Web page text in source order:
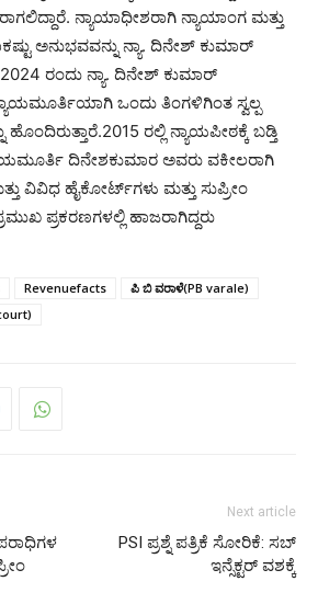
ನ್ಯಾಯಾಧೀಶರಾಗಿ ನ್ಯಾಯಾಂಗ ಮತ್ತು
ಅನುಭವವನ್ನು ನ್ಯಾ. ದಿನೇಶ್‌ ಕುಮಾರ್‌
ರಂದು ನ್ಯಾ. ದಿನೇಶ್‌ ಕುಮಾರ್‌
ನ್ಯಾಯಮೂರ್ತಿಯಾಗಿ ಒಂದು ತಿಂಗಳಿಗಿಂತ ಸ್ವಲ್ಪ
ರಲ್ಲಿ ನ್ಯಾಯಪೀಠಕ್ಕೆ ಬಡ್ತಿ
ದಿನೇಶಕುಮಾರ ಅವರು ವಕೀಲರಾಗಿ
ವಿವಿಧ ಹೈಕೋರ್ಟ್‌ಗಳು ಮತ್ತು ಸುಪ್ರೀಂ
ಪ್ರಕರಣಗಳಲ್ಲಿ ಹಾಜರಾಗಿದ್ದರು
Revenuefacts
ಪಿ ಬಿ ವರಾಳೆ(PB varale)
Next article
PSI ಪ್ರಶ್ನೆ ಪತ್ರಿಕೆ ಸೋರಿಕೆ: ಸಬ್
ಇನ್ಸೆಕ್ಟರ್ ವಶಕ್ಕೆ